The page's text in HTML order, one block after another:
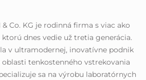
Co. KG je rodinná firma s viac ako
dnes vedie už tretia generácia.
v ultramodernej, inovatívne podnik
tenkostenného vstrekovania
sa na výrobu laboratórnych